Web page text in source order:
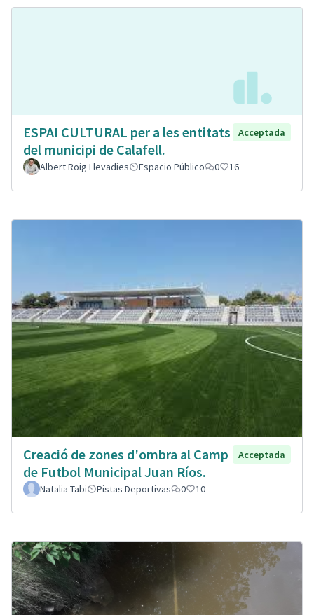
ESPAI CULTURAL per a les entitats
del municipi de Calafell.
Acceptada
Albert Roig Llevadies Espacio Público 0 16
Creació de zones d'ombra al Camp
de Futbol Municipal Juan Ríos.
Acceptada
Natalia Tabi Pistas Deportivas 0 10